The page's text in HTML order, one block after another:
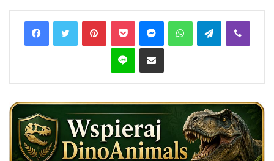
PinterestPocket MessengerWhatsAppTelegramViber
Line Share via Email